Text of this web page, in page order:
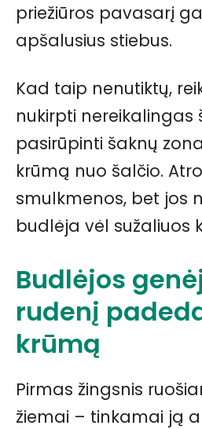
priežiūros pavasarį
apšalusius stiebus.
Kad taip nenutiktų,
nukirpti nereikalingas
pasirūpinti šaknų
krūmą nuo šalčio.
smulkmenos, bet jos
budlėja vėl sužaliuos
Budlėjos
rudenį
krūmą
Pirmas žingsnis
žiemai – tinkamai ją